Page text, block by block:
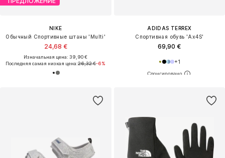
NIKE
Обычный Спортивные штаны 'Multi'
24,68 €
Изначальная цена: 39,90 €
Последняя самая низкая цена:26,32 €-6%
ADIDAS TERREX
Спортивная обувь 'Ax4S'
69,90 €
+1